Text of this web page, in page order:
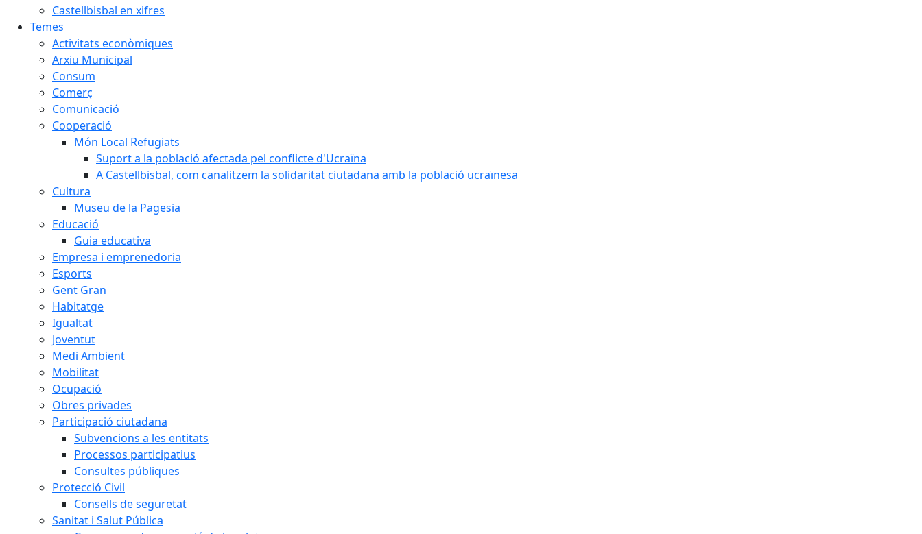
Castellbisbal en xifres
Temes
Activitats econòmiques
Arxiu Municipal
Consum
Comerç
Comunicació
Cooperació
Món Local Refugiats
Suport a la població afectada pel conflicte d'Ucraïna
A Castellbisbal, com canalitzem la solidaritat ciutadana amb la població ucraïnesa
Cultura
Museu de la Pagesia
Educació
Guia educativa
Empresa i emprenedoria
Esports
Gent Gran
Habitatge
Igualtat
Joventut
Medi Ambient
Mobilitat
Ocupació
Obres privades
Participació ciutadana
Subvencions a les entitats
Processos participatius
Consultes públiques
Protecció Civil
Consells de seguretat
Sanitat i Salut Pública